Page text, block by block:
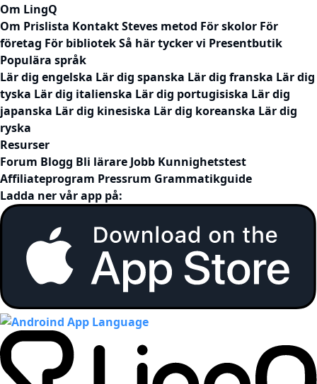
Om LingQ
Om Prislista KontaktSteves metod För skolor För
företag För bibliotekSå här tycker vi Presentbutik
Populära språk
Lär dig engelska Lär dig spanska Lär dig franska Lär dig
tyska Lär dig italienska Lär dig portugisiska Lär dig
japanska Lär dig kinesiska Lär dig koreanska Lär dig
ryska
Resurser
Forum Blogg Bli lärare Jobb Kunnighetstest
Affiliateprogram Pressrum Grammatikguide
Ladda ner vår app på: